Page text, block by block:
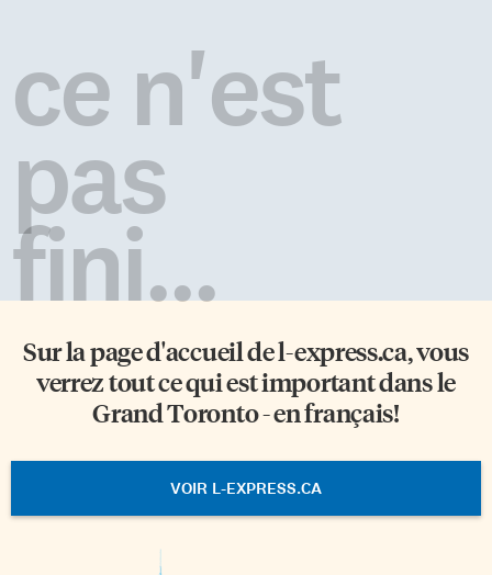
ce n'est
pas
fini...
Sur la page d'accueil del-express.ca, vous
verrez tout ce qui est important dans le
Grand Toronto - en français!
VOIR L-EXPRESS.CA